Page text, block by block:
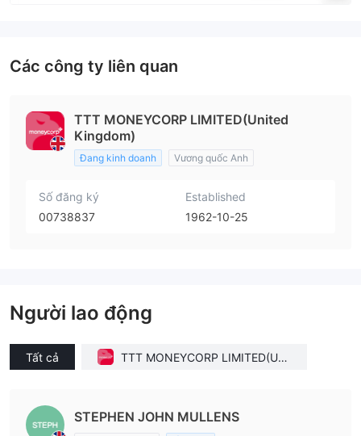
Các công ty liên quan
TTT MONEYCORP LIMITED(United
Kingdom)
Đang kinh doanh Vương quốc Anh
Số đăng ký
00738837
Established
1962-10-25
Người lao động
Tất cả
TTT MONEYCORP LIMITED(Unit
STEPHEN JOHN MULLENS